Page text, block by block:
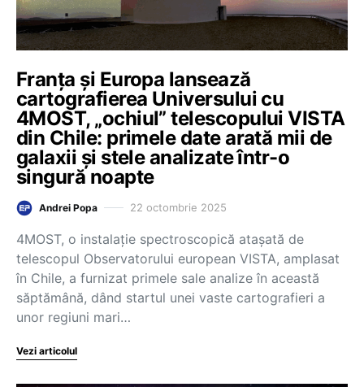
Franța și Europa lansează
cartografierea Universului cu
4MOST, „ochiul” telescopului VISTA
din Chile: primele date arată mii de
galaxii și stele analizate într-o
singură noapte
Andrei Popa 22 octombrie 2025
4MOST, o instalație spectroscopică atașată de
telescopul Observatorului european VISTA, amplasat
în Chile, a furnizat primele sale analize în această
săptămână, dând startul unei vaste cartografieri a
unor regiuni mari…
Vezi articolul